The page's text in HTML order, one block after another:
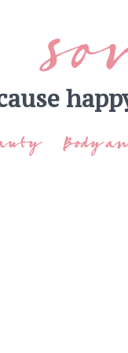
Body